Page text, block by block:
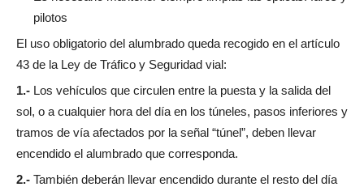
pilotos
El uso obligatorio del alumbrado queda recogido en el artículo
43 de la Ley de Tráfico y Seguridad vial:
1.- Los vehículos que circulen entre la puesta y la salida del
sol, o a cualquier hora del día en los túneles, pasos inferiores y
tramos de vía afectados por la señal “túnel”, deben llevar
encendido el alumbrado que corresponda.
2.- También deberán llevar encendido durante el resto del día